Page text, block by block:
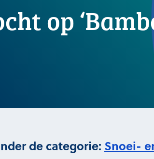
op
de categorie: Snoei-